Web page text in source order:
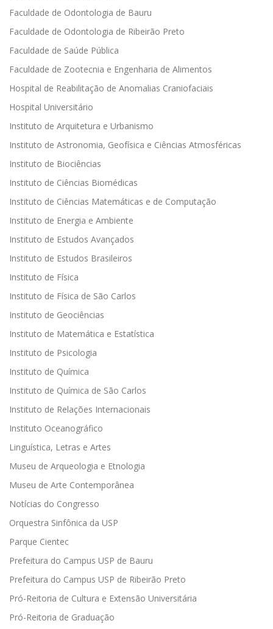
Faculdade de Odontologia de Bauru
Faculdade de Odontologia de Ribeirão Preto
Faculdade de Saúde Pública
Faculdade de Zootecnia e Engenharia de Alimentos
Hospital de Reabilitação de Anomalias Craniofaciais
Hospital Universitário
Instituto de Arquitetura e Urbanismo
Instituto de Astronomia, Geofísica e Ciências Atmosféricas
Instituto de Biociências
Instituto de Ciências Biomédicas
Instituto de Ciências Matemáticas e de Computação
Instituto de Energia e Ambiente
Instituto de Estudos Avançados
Instituto de Estudos Brasileiros
Instituto de Física
Instituto de Física de São Carlos
Instituto de Geociências
Instituto de Matemática e Estatística
Instituto de Psicologia
Instituto de Química
Instituto de Química de São Carlos
Instituto de Relações Internacionais
Instituto Oceanográfico
Linguística, Letras e Artes
Museu de Arqueologia e Etnologia
Museu de Arte Contemporânea
Notícias do Congresso
Orquestra Sinfônica da USP
Parque Cientec
Prefeitura do Campus USP de Bauru
Prefeitura do Campus USP de Ribeirão Preto
Pró-Reitoria de Cultura e Extensão Universitária
Pró-Reitoria de Graduação